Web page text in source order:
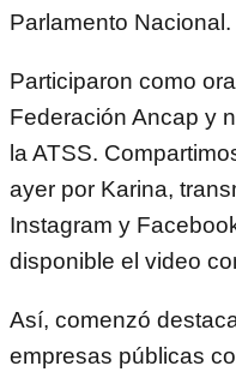
Parlamento Nacional.
Participaron como
Federación Ancap y
la ATSS.
ayer por Karina,
Instagram y
disponible el video
Así, comenzó
empresas públicas